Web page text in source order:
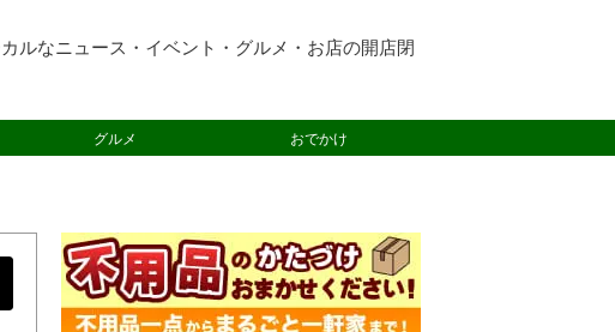
ルなニュース・イベント・グルメ・お店の開店閉
グルメ おでかけ